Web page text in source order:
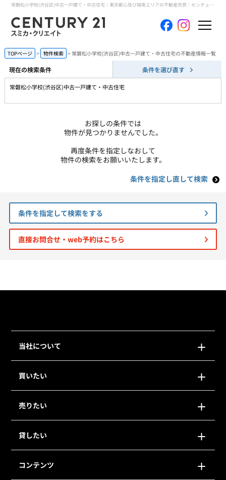
常磐松小学校(渋谷区)中古一戸建て・中古住宅｜東京都心及び城南エリアの不動産売買｜センチュリー21スミカ・クリエイト
ホーム
当社について
買いたい
売りたい
コンテンツ
会員メニュー
TOPページ 物件検索 常磐松小学校(渋谷区)中古一戸建て・中古住宅の不動産情報一覧
現在の検索条件 条件を選び直す
常磐松小学校(渋谷区)中古一戸建て・中古住宅
お探しの条件では
物件が見つかりませんでした。
再度条件を指定しなおして
物件の検索をお願いいたします。
条件を指定し直して検索
条件を指定して検索をする
直接お問合せ・web予約はこちら
当社について
買いたい
売りたい
貸したい
コンテンツ